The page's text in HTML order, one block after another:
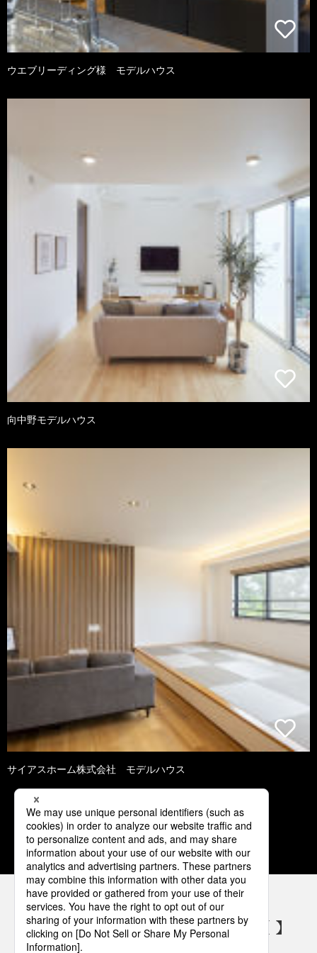
ウエブリーディング様 モデルハウス
向中野モデルハウス
サイアスホーム株式会社 モデルハウス
1 2 3 4 5
パナソニックの電気設備 SNSアカウント